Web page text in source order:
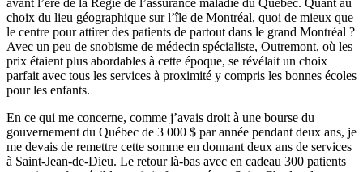
avant l’ère de la Régie de l’assurance maladie du Québec. Quant au
choix du lieu géographique sur l’île de Montréal, quoi de mieux que
le centre pour attirer des patients de partout dans le grand Montréal ?
Avec un peu de snobisme de médecin spécialiste, Outremont, où les
prix étaient plus abordables à cette époque, se révélait un choix
parfait avec tous les services à proximité y compris les bonnes écoles
pour les enfants.
En ce qui me concerne, comme j’avais droit à une bourse du
gouvernement du Québec de 3 000 $ par année pendant deux ans, je
me devais de remettre cette somme en donnant deux ans de services
à Saint-Jean-de-Dieu. Le retour là-bas avec en cadeau 300 patients